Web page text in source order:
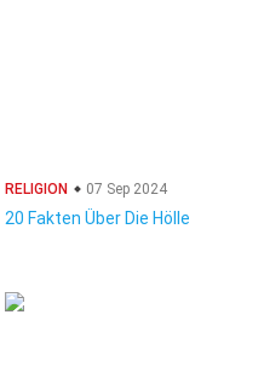
RELIGION 07 Sep 2024
20 Fakten Über Die Hölle